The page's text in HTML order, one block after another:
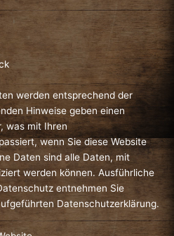
werden entsprechend der
Hinweise geben einen
was mit Ihren
wenn Sie diese Website
Daten sind alle Daten, mit
werden können. Ausführliche
entnehmen Sie
Datenschutzerklärung.